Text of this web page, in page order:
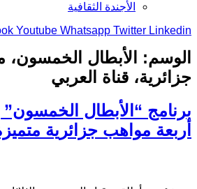
الأجندة الثقافية
Youtube Whatsapp Twitter Linkedin
الوسم:
الأبطال الخمسون،
جزائرية، قناة العربي
برنامج “الأبطال
أربعة مواهب جزائرية